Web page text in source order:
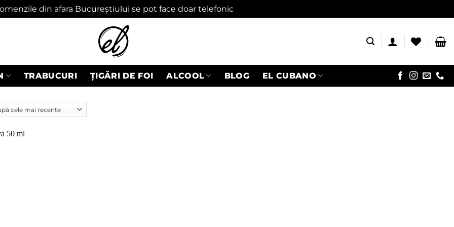
din afara Bucureștiului se pot face doar telefonic
TRABUCURI ȚIGĂRI DE FOI ALCOOL BLOG EL CUBANO